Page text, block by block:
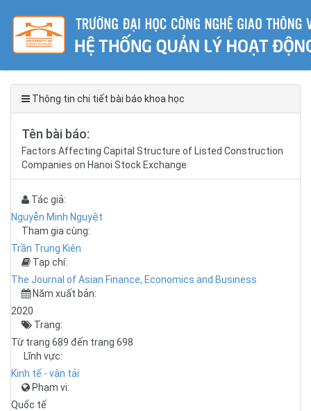
Thông tin chi tiết bài báo khoa học
Tên bài báo:
Factors Affecting Capital Structure of Listed Construction
Companies on Hanoi Stock Exchange
Tác giả:
Nguyễn Minh Nguyệt
Tham gia cùng:
Trần Trung Kiên
Tạp chí:
The Journal of Asian Finance, Economics and Business
Năm xuất bản:
2020
Trang:
Từ trang 689 đến trang 698
Lĩnh vực:
Kinh tế - vận tải
Phạm vi:
Quốc tế